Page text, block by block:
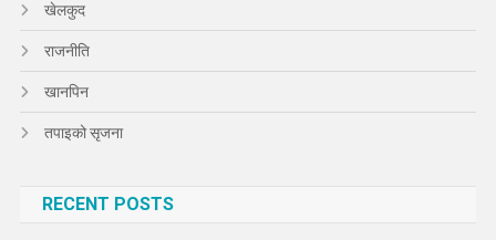
खेलकुद
राजनीति
खानपिन
तपाइको सृजना
RECENT POSTS